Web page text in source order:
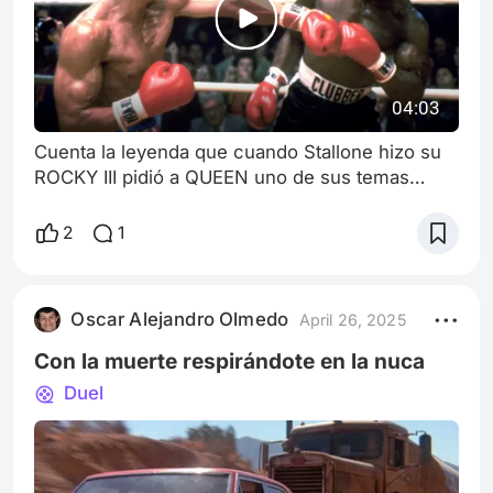
04:03
Cuenta la leyenda que cuando Stallone hizo su
ROCKY III pidió a QUEEN uno de sus temas
respuesta buscó una banda desconocida para
THE TIGER... El resto es historia
2 1
Oscar Alejandro Olmedo April 26, 2025
Con la muerte respirándote en la nuca
Duel